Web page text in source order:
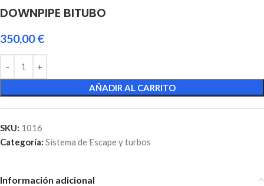
DOWNPIPE BITUBO
350,00€
AÑADIR AL CARRITO
SKU: 1016
Categoría: Sistema de Escape y turbos
Información adicional